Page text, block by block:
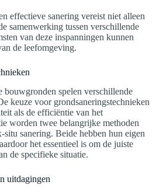
effectieve sanering vereist niet alleen
samenwerking tussen verschillende
van deze inspanningen kunnen
de leefomgeving.
spelen verschillende
keuze voor grondsaneringstechnieken
als de efficiëntie van het
worden twee belangrijke methoden
sanering. Beide hebben hun eigen
het essentieel is om de juiste
de specifieke situatie.
uitdagingen